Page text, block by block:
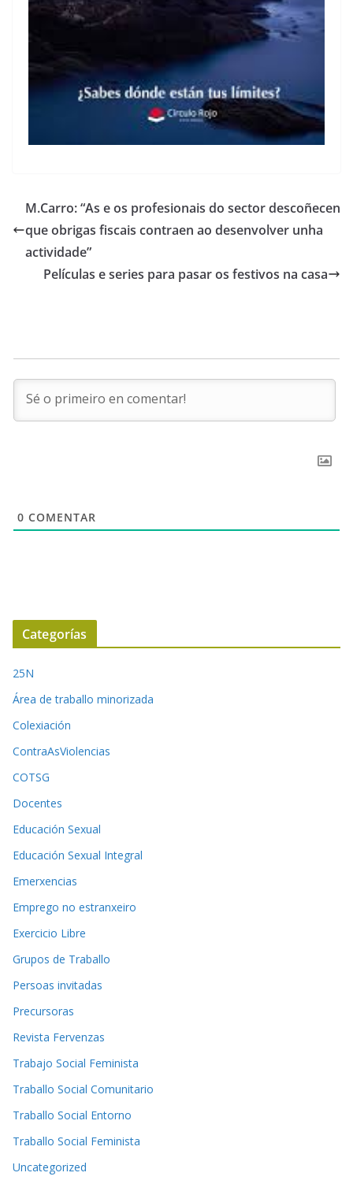
M.Carro: “As e os profesionais do sector descoñecen
que obrigas fiscais contraen ao desenvolver unha
actividade”
Películas e series para pasar os festivos na casa
0 COMENTAR
Categorías
25N
Área de traballo minorizada
Colexiación
ContraAsViolencias
COTSG
Docentes
Educación Sexual
Educación Sexual Integral
Emerxencias
Emprego no estranxeiro
Exercicio Libre
Grupos de Traballo
Persoas invitadas
Precursoras
Revista Fervenzas
Trabajo Social Feminista
Traballo Social Comunitario
Traballo Social Entorno
Traballo Social Feminista
Uncategorized